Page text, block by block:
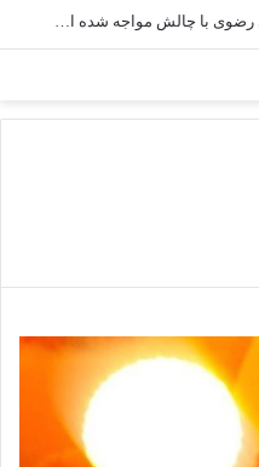
ادامه فعالیت داروخانه‌های خراسان رضوی با چالش مواجه شده است